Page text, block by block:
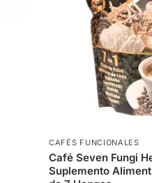
CAFÉS FUNCIONALES
Café Seven Fungi
Suplemento